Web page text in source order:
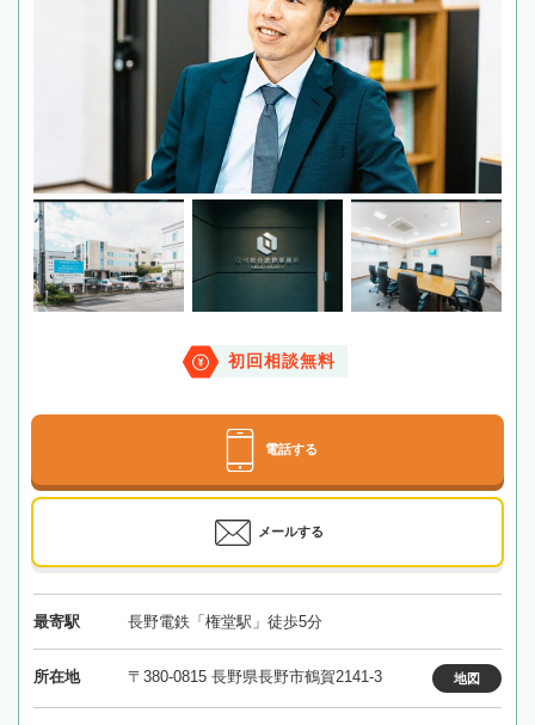
初回相談無料
電話する
メールする
最寄駅 長野電鉄「権堂駅」徒歩5分
所在地 〒380-0815 長野県長野市鶴賀2141-3 地図